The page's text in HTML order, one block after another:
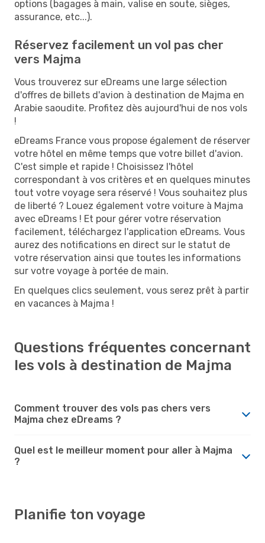
options (bagages à main, valise en soute, sièges,
assurance, etc...).
Réservez facilement un vol pas cher
vers Majma
Vous trouverez sur eDreams une large sélection
d'offres de billets d'avion à destination de Majma en
Arabie saoudite. Profitez dès aujourd'hui de nos vols
!
eDreams France vous propose également de réserver
votre hôtel en même temps que votre billet d'avion.
C'est simple et rapide ! Choisissez l'hôtel
correspondant à vos critères et en quelques minutes
tout votre voyage sera réservé ! Vous souhaitez plus
de liberté ? Louez également votre voiture à Majma
avec eDreams ! Et pour gérer votre réservation
facilement, téléchargez l'application eDreams. Vous
aurez des notifications en direct sur le statut de
votre réservation ainsi que toutes les informations
sur votre voyage à portée de main.
En quelques clics seulement, vous serez prêt à partir
en vacances à Majma !
Questions fréquentes concernant
les vols à destination de Majma
Comment trouver des vols pas chers vers
Majma chez eDreams ?
Quel est le meilleur moment pour aller à Majma
?
Planifie ton voyage